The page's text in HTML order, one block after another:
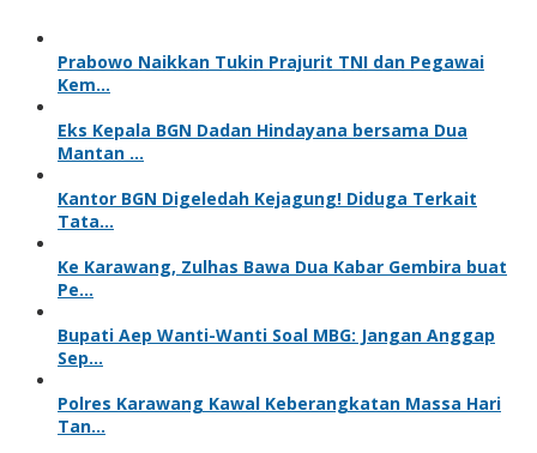
Prabowo Naikkan Tukin Prajurit TNI dan Pegawai
Kem…
Eks Kepala BGN Dadan Hindayana bersama Dua
Mantan …
Kantor BGN Digeledah Kejagung! Diduga Terkait
Tata…
Ke Karawang, Zulhas Bawa Dua Kabar Gembira buat
Pe…
Bupati Aep Wanti-Wanti Soal MBG: Jangan Anggap
Sep…
Polres Karawang Kawal Keberangkatan Massa Hari
Tan…